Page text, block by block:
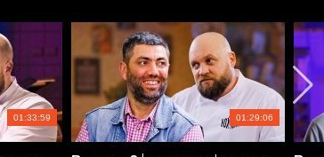
01:33:59 01:29:06